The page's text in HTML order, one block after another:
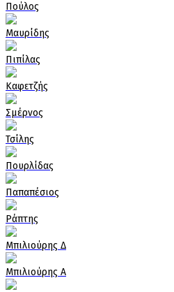
Πούλος
Μαυρίδης
Πιπίλας
Καφετζής
Σμέρνος
Τσίλης
Πουρλίδας
Παπαπέσιος
Ράπτης
Μπιλιούρης Δ
Μπιλιούρης Α